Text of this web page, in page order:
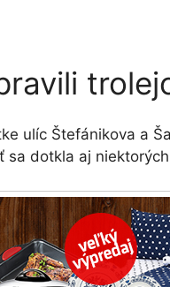
ulíc Štefánikova a
dotkla aj